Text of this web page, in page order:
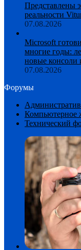
Представлены
реальности
07.08.2026
Microsoft
многие годы:
новые
07.08.2026
Форумы
Компьютерное
Технический